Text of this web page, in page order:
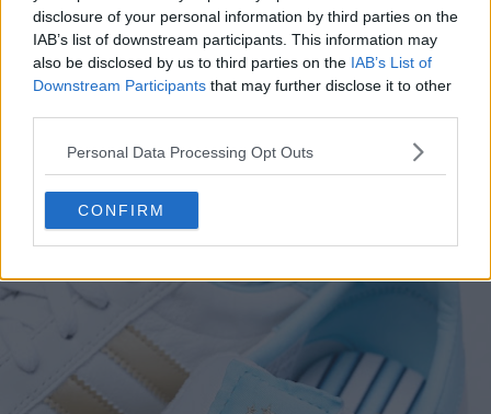
disclosure of your personal information by third parties on the
IAB’s list of downstream participants. This information may
also be disclosed by us to third parties on the IAB’s List of
Downstream Participants that may further disclose it to other
Personal Data Processing Opt Outs
CONFIRM